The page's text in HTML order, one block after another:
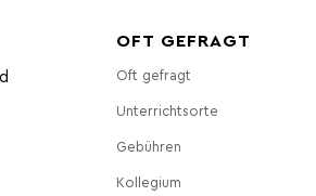
OFT GEFRAGT
Oft gefragt
Unterrichtsorte
Gebühren
Kollegium